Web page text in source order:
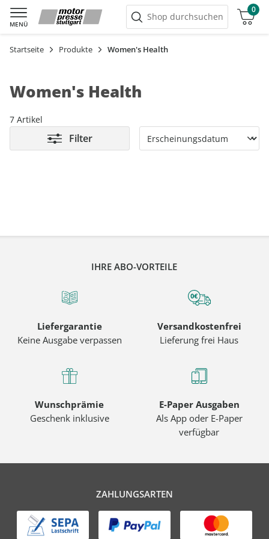
MENÜ
Shop durchsuchen
0
Warenkorb
Startseite Produkte Women's Health
Women's Health
7 Artikel
Filter
IHRE ABO-VORTEILE
Liefergarantie
Keine Ausgabe verpassen
Versandkostenfrei
Lieferung frei Haus
Wunschprämie
Geschenk inklusive
E-Paper Ausgaben
Als App oder E-Paper
verfügbar
ZAHLUNGSARTEN